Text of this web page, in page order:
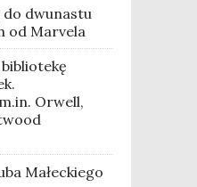
dwunastu
od Marvela
Orwell,
Małeckiego